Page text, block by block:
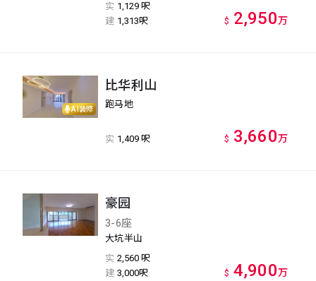
实 1,129 呎
建 1,313呎 $ 2,950万
AI装修
比华利山
跑马地
实 1,409 呎 $ 3,660万
豪园
3-6座
大坑半山
实 2,560 呎
建 3,000呎 $ 4,900万